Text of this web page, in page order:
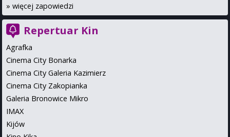
» więcej zapowiedzi
Repertuar Kin
Agrafka
Cinema City Bonarka
Cinema City Galeria Kazimierz
Cinema City Zakopianka
Galeria Bronowice Mikro
IMAX
Kijów